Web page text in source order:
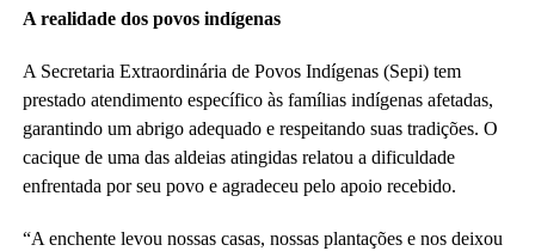
A realidade dos povos indígenas
A Secretaria Extraordinária de Povos Indígenas (Sepi) tem
prestado atendimento específico às famílias indígenas afetadas,
garantindo um abrigo adequado e respeitando suas tradições. O
cacique de uma das aldeias atingidas relatou a dificuldade
enfrentada por seu povo e agradeceu pelo apoio recebido.
“A enchente levou nossas casas, nossas plantações e nos deixou